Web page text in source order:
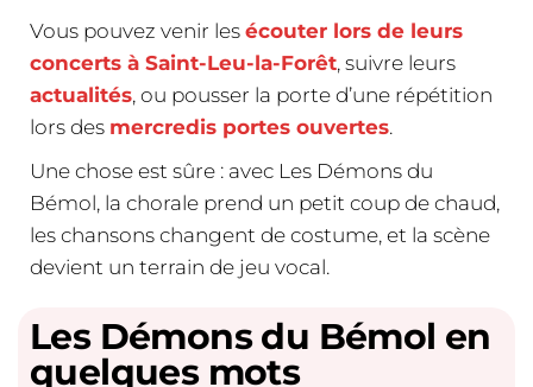
Vous pouvez venir les écouter lors de leurs
concerts à Saint-Leu-la-Forêt, suivre leurs
actualités, ou pousser la porte d’une répétition
lors des mercredis portes ouvertes.
Une chose est sûre : avec Les Démons du
Bémol, la chorale prend un petit coup de chaud,
les chansons changent de costume, et la scène
devient un terrain de jeu vocal.
Les Démons du Bémol en
quelques mots